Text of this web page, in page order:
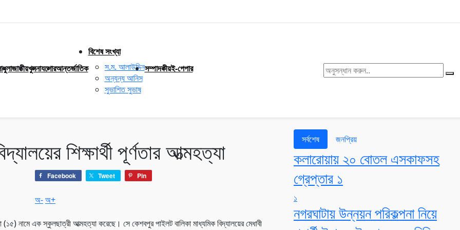
জাতীয়খুলনাযশোরআন্তর্জাতিক
বিশেষ সংখ্যা
স.ম. আলাউদ্দিন
অন্যন্য আনিস
সুভাশিত সুভাষ
সম্পাদকীয়ই-পেপার
শিক্ষার্থী পূর্ণতার আত্মহত্যা
Facebook Tweet Pin
অ-অ+
(১৫) নামে এক স্কুলছাত্রী আত্মহত্যা করেছে। সে কেশবপুর পাইলট বালিকা মাধ্যমিক বিদ্যালয়ের মেধাবী
সর্বশেষ জনপ্রিয়
কলারোয়ায় ২০ বোতল এসকাফসহ
গ্রেপ্তার ১
১
নগরঘাটায় উন্নয়ন পরিকল্পনা নিয়ে